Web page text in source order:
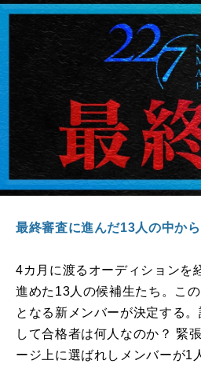
最終審査に進んだ13人の中か
4カ月に渡るオーディションを
進めた 13人の候補生たち。こ
となる新メンバーが決定する
して合格者は何人なのか？ 緊
ージ上に選ばれしメンバーが1